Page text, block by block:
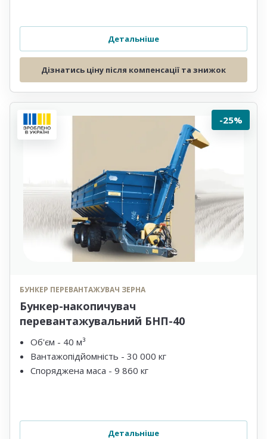
Детальніше
Дізнатись ціну після компенсації та знижок
-25%
БУНКЕР ПЕРЕВАНТАЖУВАЧ ЗЕРНА
Бункер-накопичувач
перевантажувальний БНП-40
Об'єм - 40 м³
Вантажопідйомність - 30 000 кг
Споряджена маса - 9 860 кг
Детальніше